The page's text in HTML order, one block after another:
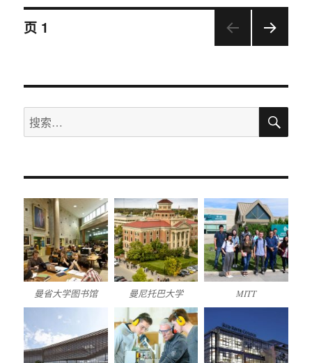
文
导
航
页 1
搜
索：
搜
曼省大学图书馆 曼尼托巴大学 MITT